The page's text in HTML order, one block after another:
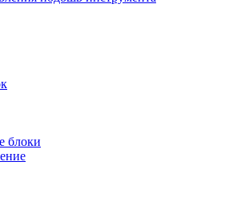
блоки